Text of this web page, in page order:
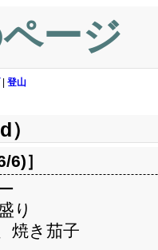
ージ
| 登山
6)］
り
焼き茄子